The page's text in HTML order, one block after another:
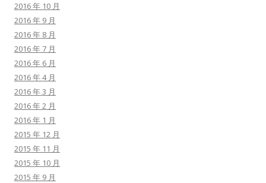
2016 年 10 月
2016 年 9 月
2016 年 8 月
2016 年 7 月
2016 年 6 月
2016 年 4 月
2016 年 3 月
2016 年 2 月
2016 年 1 月
2015 年 12 月
2015 年 11 月
2015 年 10 月
2015 年 9 月